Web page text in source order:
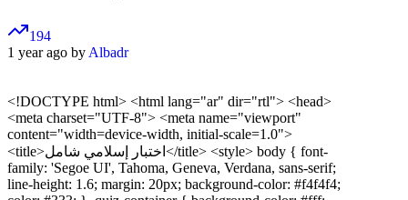
194
1 year ago byAlbadr
<!DOCTYPE html> <html lang="ar" dir="rtl"> <head>
<meta charset="UTF-8"> <meta name="viewport"
content="width=device-width, initial-scale=1.0">
<title>اختبار إسلامي شامل</title> <style> body { font-
family: 'Segoe UI', Tahoma, Geneva, Verdana, sans-serif;
line-height: 1.6; margin: 20px; background-color: #f4f4f4;